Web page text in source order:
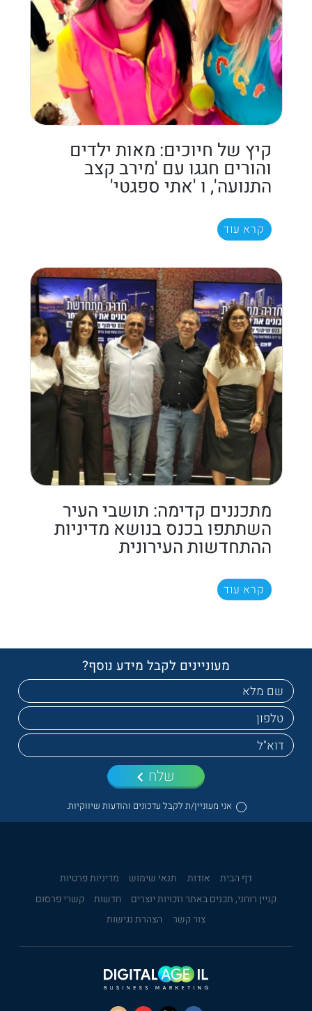
קיץ של חיוכים: מאות ילדים
והורים חגגו עם 'מירב קצב
התנועה', ו 'אתי ספגטי'
קרא עוד
מתכננים קדימה: תושבי העיר
השתתפו בכנס בנושא מדיניות
ההתחדשות העירונית
קרא עוד
מעוניינים לקבל מידע נוסף?
אני מעוניין/ת לקבל עדכונים והודעות שיווקיות.
שלח
דף הבית אודות תנאי שימוש
מדיניות פרטיות
קניין רוחני, תכנים באתר וזכויות יוצרים
חדשות
קשרי פרסום
צור קשר
הצהרת נגישות